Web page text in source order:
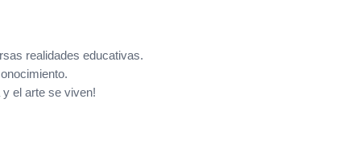
realidades educativas.
y el arte se viven!